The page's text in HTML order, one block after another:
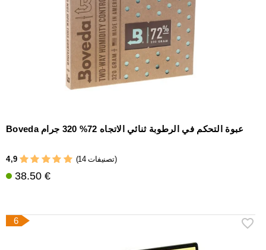
Boveda عبوة التحكم في الرطوبة ثنائي الاتجاه 72% 320 جرام
4,9 (14 تصنيفات)
38.50 €
6